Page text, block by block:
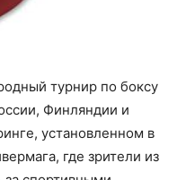
турнир по боксу
Финляндии и
установленном в
где зрители из